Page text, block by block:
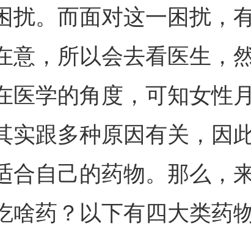
扰。而面对这一困扰，
意，所以会去看医生，
医学的角度，可知女性
实跟多种原因有关，因
合自己的药物。那么，
啥药？以下有四大类药